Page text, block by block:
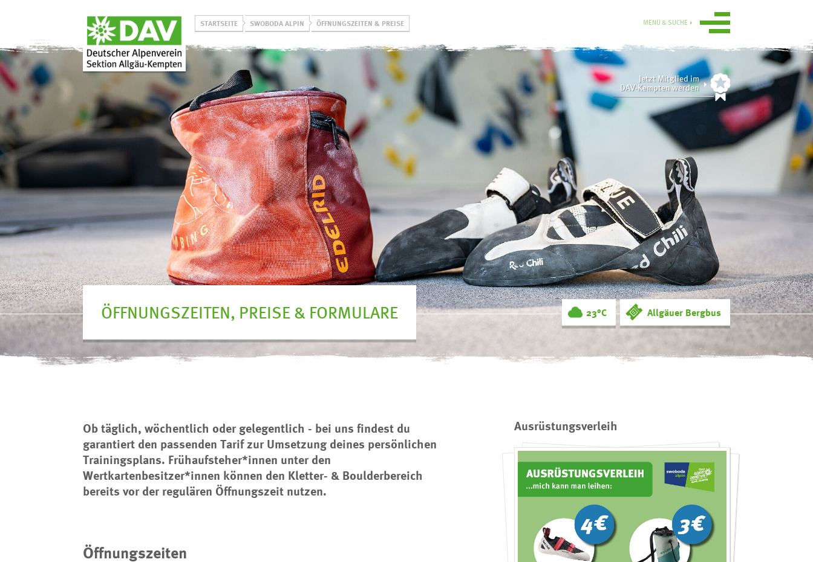
Über uns
Unsere Aktiven
Unser Leitbild
Historie
Klimaneutralität
sexualisierter Gewalt
Ehrenamtlich bei uns
Programm
Winterprogramm
Sommerprogramm
Jugend on Tour
Allgäuer Bergbus
Vorträge & Events
Gruppen
Jugend
Familien
Erwachsene
Leistungsgruppen
Hütten
Rappenseehütte
Kemptner Hütte
Tannheimer Hütte
Tannheimer Jugendhütte
swoboda alpin
Öffnungszeiten, Preise
& Formulare
Kurse DAV
Kletterschule
Klettern & Bouldern
Alpinzentrum
Kletterturm
Engelhaldepark
Service
Sektionsmedien digital
Online-Gutscheinshop
Ortsgruppe
Obergünzburg
Gruppen
Aktuelle
Tourenübersicht
Tourenberichte 2025
und 2024
STARTSEITE SWOBODA ALPIN ÖFFNUNGSZEITEN & PREISE MENÜ & SUCHE
Jetzt Mitglied im
DAV-Kempten werden
ÖFFNUNGSZEITEN, PREISE & FORMULARE 23°C Allgäuer Bergbus
Ob täglich, wöchentlich oder gelegentlich - bei uns findest du
garantiert den passenden Tarif zur Umsetzung deines persönlichen
Trainingsplans. Frühaufsteher*innen unter den
Wertkartenbesitzer*innen können den Kletter- & Boulderbereich
bereits vor der regulären Öffnungszeit nutzen.
Öffnungszeiten
Ausrüstungsverleih